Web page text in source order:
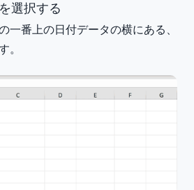
選択する
一番上の日付データの横にある、
。